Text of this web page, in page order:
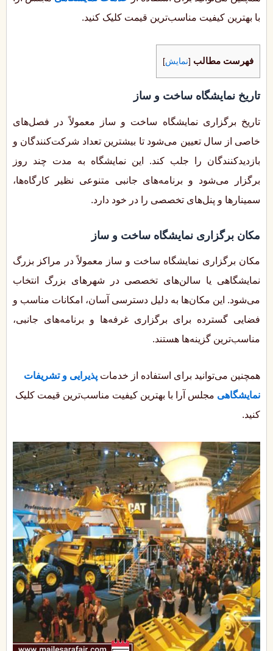
با بهترین کیفیت مناسب‌ترین قیمت کلیک کنید.
فهرست مطالب [نمایش]
تاریخ نمایشگاه ساخت و ساز
تاریخ برگزاری نمایشگاه ساخت و ساز معمولاً در فصل‌های
خاصی از سال تعیین می‌شود تا بیشترین تعداد شرکت‌کنندگان و
بازدیدکنندگان را جلب کند. این نمایشگاه به مدت چند روز
برگزار می‌شود و برنامه‌های جانبی متنوعی نظیر کارگاه‌ها،
سمینارها و پنل‌های تخصصی را در خود دارد.
مکان برگزاری نمایشگاه ساخت و ساز
مکان برگزاری نمایشگاه ساخت و ساز معمولاً در مراکز بزرگ
نمایشگاهی یا سالن‌های تخصصی در شهرهای بزرگ انتخاب
می‌شود. این مکان‌ها به دلیل دسترسی آسان، امکانات مناسب و
فضایی گسترده برای برگزاری غرفه‌ها و برنامه‌های جانبی،
مناسب‌ترین گزینه‌ها هستند.
همچنین می‌توانید برای استفاده از خدمات پذیرایی و تشریفات
نمایشگاهی مجلس آرا با بهترین کیفیت مناسب‌ترین قیمت کلیک
کنید.